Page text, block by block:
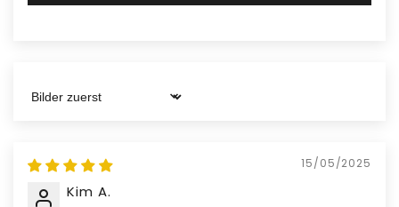
gewährleisten.
Sort by
15/05/2025
Kim A.